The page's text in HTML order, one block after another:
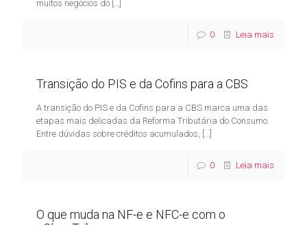
muitos negócios do […]
0 Leia mais
Transição do PIS e da Cofins para a CBS
A transição do PIS e da Cofins para a CBS marca uma das
etapas mais delicadas da Reforma Tributária do Consumo.
Entre dúvidas sobre créditos acumulados, […]
0 Leia mais
O que muda na NF-e e NFC-e com o